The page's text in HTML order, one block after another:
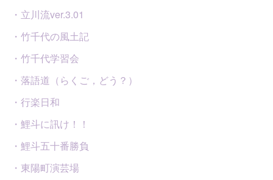
・立川流ver.3.01
・竹千代の風土記
・竹千代学習会
・落語道（らくご，どう？）
・行楽日和
・鯉斗に訊け！！
・鯉斗五十番勝負
・東陽町演芸場